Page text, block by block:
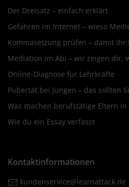
Der Dreisatz – einfach erklärt
Gefahren im Internet – wieso
Kommasetzung prüfen – damit
Mediation im Abi – wir zeigen dir,
Online-Diagnose für Lehrkräfte
Pubertät bei Jungen – das sollten
Was machen berufstätige Eltern
Wie du ein Essay verfasst
Kontaktinformationen
kundenservice@learnattack.de